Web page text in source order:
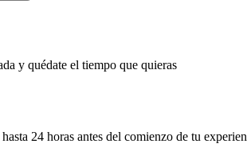
y quédate el tiempo que quieras
24 horas antes del comienzo de tu